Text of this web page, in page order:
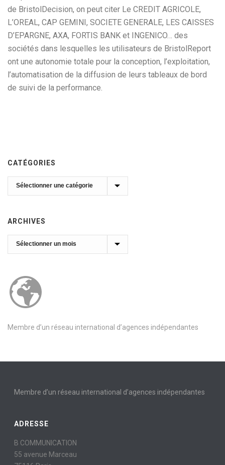
de BristolDecision, on peut citer Le CREDIT AGRICOLE,
L’OREAL, CAP GEMINI, SOCIETE GENERALE, LES CAISSES
D’EPARGNE, AXA, FORTIS BANK et INGENICO… des
sociétés dans lesquelles les utilisateurs de BristolReport
ont une autonomie totale pour la conception, l’exploitation,
l’automatisation de la diffusion de leurs tableaux de bord
de suivi de la performance.
CATÉGORIES
Catégories
ARCHIVES
Archives
Membre d’un réseau international d’agences indépendantes
Membre d’un réseau international d’agences indépendantes
ADRESSE
B COMMUNICATION
55 avenue Marceau